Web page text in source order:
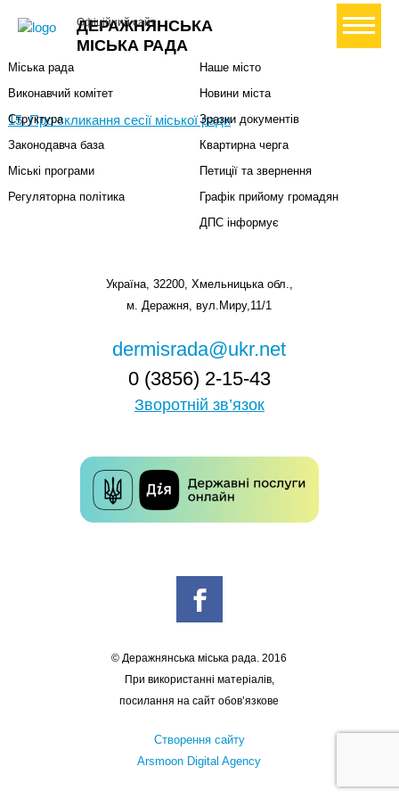
ДЕРАЖНЯНСЬКА
МІСЬКА РАДА
Офіційний сайт+ Створити петицію
15. Про скликання сесії міської ради
Міський голова
Міська рада
Виконавчий комітет
Структура
Законодавча база
Міські програми
Регуляторна політика
Наше місто
Новини міста
Зразки документів
Квартирна черга
Петиції та звернення
Графік прийому громадян
ДПС інформує
Україна, 32200, Хмельницька обл.,
м. Деражня, вул.Миру,11/1
dermisrada@ukr.net
0 (3856) 2-15-43
Зворотній зв’язок
© Деражнянська міська рада. 2016
При використанні матеріалів,
посилання на сайт обов’язкове
Створення сайту
Arsmoon Digital Agency